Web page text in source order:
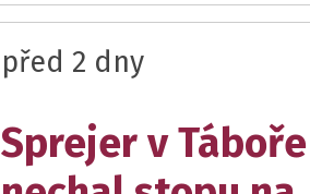
před 2 dny
Sprejer v Táboře